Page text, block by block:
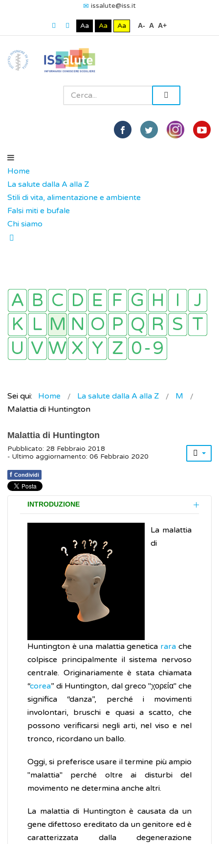
issalute@iss.it
Aa Aa Aa A- A A+
Home
La salute dalla A alla Z
Stili di vita, alimentazione e ambiente
Falsi miti e bufale
Chi siamo
Sei qui: Home La salute dalla A alla Z
M
Malattia di Huntington
Malattia di Huntington
Pubblicato: 28 Febbraio 2018
- Ultimo aggiornamento: 06 Febbraio 2020
f Condividi
INTRODUZIONE
La malattia
di
Huntington è una malattia genetica rara che
colpisce principalmente il sistema nervoso
centrale. Originariamente è stata chiamata
“corea” di Huntington, dal greco "χορεία" che
significa “danza”, perché i movimenti
involontari, bruschi e quasi a scatto, che
possono verificarsi negli arti, nel viso e nel
tronco, ricordano un ballo.
Oggi, si preferisce usare il termine più ampio
"malattia" perché oltre ai disturbi del
movimento ne determina anche altri.
La malattia di Huntington è causata da un
gene difettoso ereditato da un genitore ed è
caratterizzata dalla degenerazione